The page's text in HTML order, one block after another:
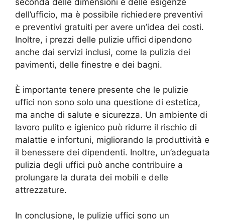
dell’ufficio, ma è possibile richiedere preventivi
e preventivi gratuiti per avere un’idea dei costi.
Inoltre, i prezzi delle pulizie uffici dipendono
anche dai servizi inclusi, come la pulizia dei
pavimenti, delle finestre e dei bagni.
È importante tenere presente che le pulizie
uffici non sono solo una questione di estetica,
ma anche di salute e sicurezza. Un ambiente di
lavoro pulito e igienico può ridurre il rischio di
malattie e infortuni, migliorando la produttività e
il benessere dei dipendenti. Inoltre, un’adeguata
pulizia degli uffici può anche contribuire a
prolungare la durata dei mobili e delle
attrezzature.
In conclusione, le pulizie uffici sono un